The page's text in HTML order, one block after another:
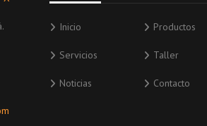
Inicio Productos
Servicios Taller
Noticias Contacto